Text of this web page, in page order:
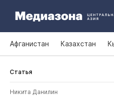
Афганистан Казахстан
Статья
Никита Данилин